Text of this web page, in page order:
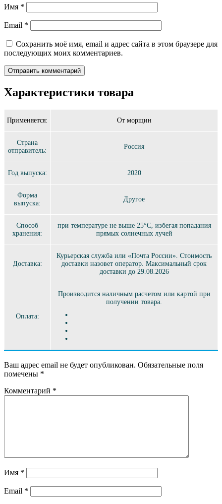
Имя *
Email *
Сохранить моё имя, email и адрес сайта в этом браузере для
последующих моих комментариев.
Характеристики товара
Применяется: От морщин
Страна
отправитель:
Россия
Год выпуска: 2020
Форма
выпуска:
Другое
Способ
хранения:
при температуре не выше 25°C, избегая попадания
прямых солнечных лучей
Доставка:
Курьерская служба или «Почта России». Стоимость
доставки назовет оператор. Максимальный срок
доставки до 29.08.2026
Оплата:
Производится наличным расчетом или картой при
получении товара.
Ваш адрес email не будет опубликован. Обязательные поля
помечены *
Комментарий *
Имя *
Email *